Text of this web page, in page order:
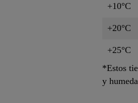
+10°C
+20°C
+25°C
*Estos
y